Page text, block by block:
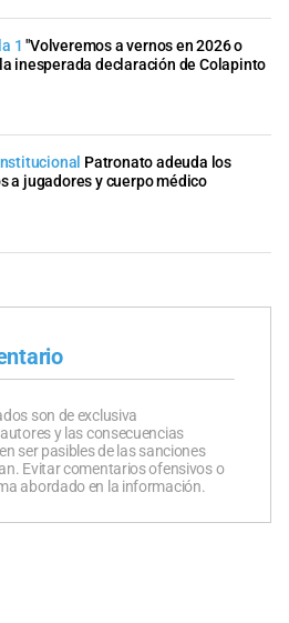
1 "Volveremos a vernos en 2026 o
inesperada declaración de Colapinto
Patronato adeuda los
a jugadores y cuerpo médico
son de exclusiva
y las consecuencias
ser pasibles de las sanciones
Evitar comentarios ofensivos o
abordado en la información.